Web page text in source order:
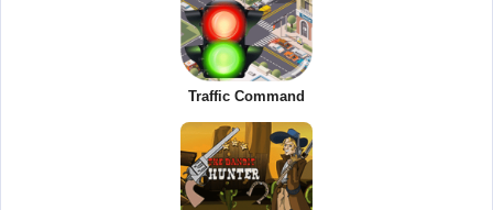
Traffic Command